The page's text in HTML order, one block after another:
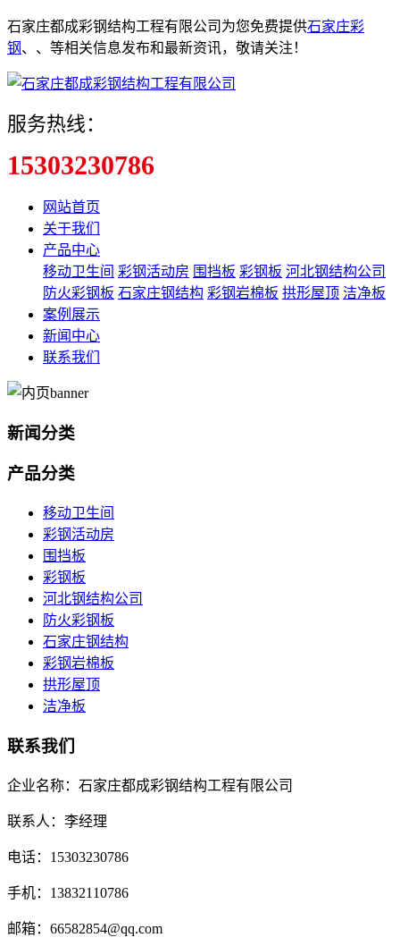
石家庄都成彩钢结构工程有限公司为您免费提供石家庄彩
钢、 、 等相关信息发布和最新资讯，敬请关注！
服务热线：
15303230786
网站首页
关于我们
产品中心
移动卫生间 彩钢活动房 围挡板 彩钢板 河北钢结构公司
防火彩钢板 石家庄钢结构 彩钢岩棉板 拱形屋顶 洁净板
案例展示
新闻中心
联系我们
新闻分类
产品分类
移动卫生间
彩钢活动房
围挡板
彩钢板
河北钢结构公司
防火彩钢板
石家庄钢结构
彩钢岩棉板
拱形屋顶
洁净板
联系我们
企业名称：石家庄都成彩钢结构工程有限公司
联系人：李经理
电话：15303230786
手机：13832110786
邮箱：66582854@qq.com